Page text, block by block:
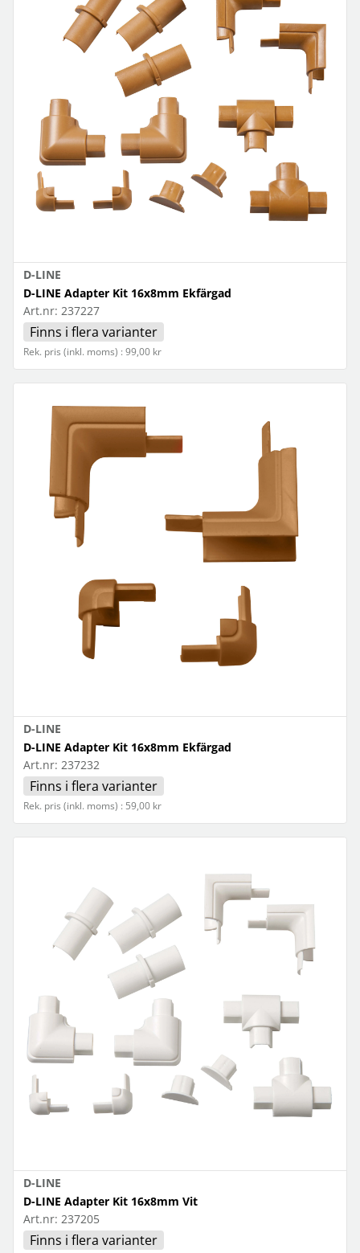
D-LINE
D-LINE Adapter Kit 16x8mm Ekfärgad
Art.nr: 237227
Finns i flera varianter
Rek. pris (inkl. moms) : 99,00 kr
D-LINE
D-LINE Adapter Kit 16x8mm Ekfärgad
Art.nr: 237232
Finns i flera varianter
Rek. pris (inkl. moms) : 59,00 kr
D-LINE
D-LINE Adapter Kit 16x8mm Vit
Art.nr: 237205
Finns i flera varianter